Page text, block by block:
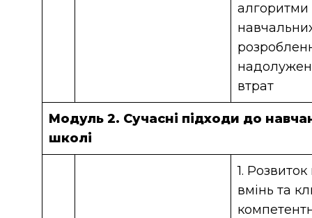
алгоритми
втрат
Модуль 2. Сучасні підходи до
школі
1. Розвиток
вмінь та